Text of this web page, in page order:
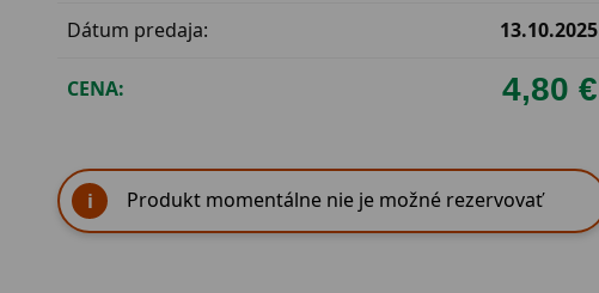
Dátum predaja: 13.10.2025
CENA: 4,80 €
Produkt momentálne nie je možné rezervovať